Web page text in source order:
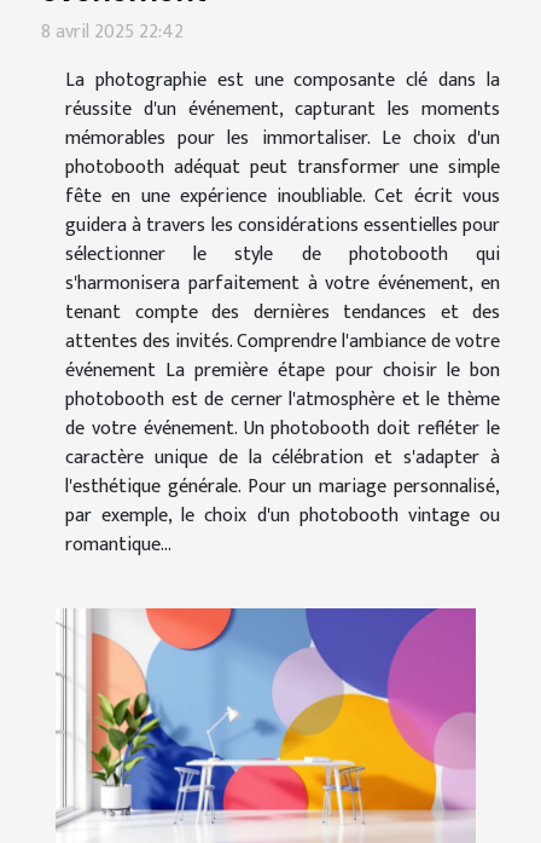
8 avril 2025 22:42
La photographie est une composante clé dans la
réussite d'un événement, capturant les moments
mémorables pour les immortaliser. Le choix d'un
photobooth adéquat peut transformer une simple
fête en une expérience inoubliable. Cet écrit vous
guidera à travers les considérations essentielles pour
sélectionner le style de photobooth qui
s'harmonisera parfaitement à votre événement, en
tenant compte des dernières tendances et des
attentes des invités. Comprendre l'ambiance de votre
événement La première étape pour choisir le bon
photobooth est de cerner l'atmosphère et le thème
de votre événement. Un photobooth doit refléter le
caractère unique de la célébration et s'adapter à
l'esthétique générale. Pour un mariage personnalisé,
par exemple, le choix d'un photobooth vintage ou
romantique...